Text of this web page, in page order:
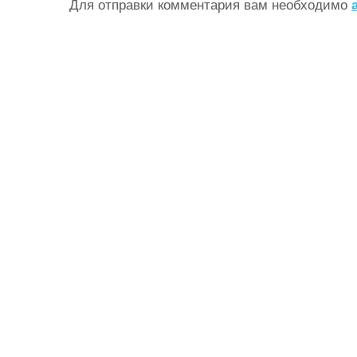
Для отправки комментария вам необходимо